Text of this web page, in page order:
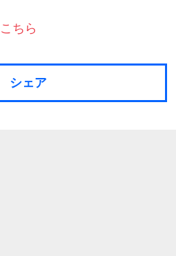
こちら
シェア